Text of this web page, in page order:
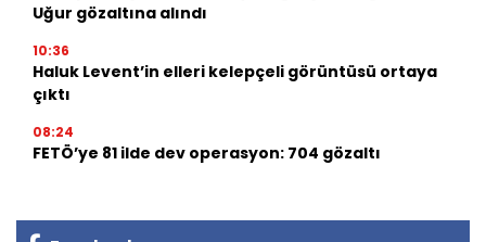
Uğur gözaltına alındı
10:36
Haluk Levent’in elleri kelepçeli görüntüsü ortaya
çıktı
08:24
FETÖ’ye 81 ilde dev operasyon: 704 gözaltı